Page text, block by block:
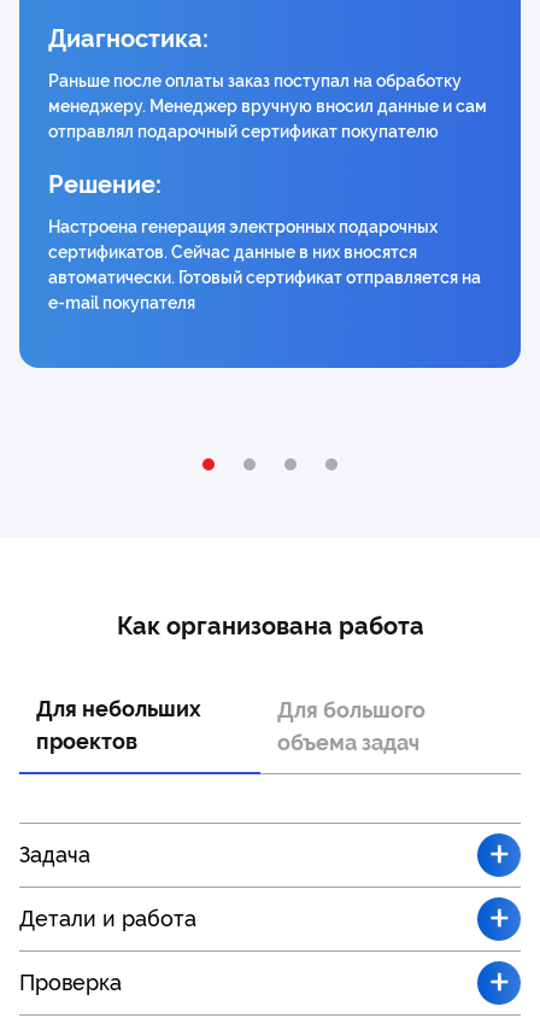
Диагностика:
Раньше после оплаты заказ поступал на обработку
менеджеру. Менеджер вручную вносил данные и сам
отправлял подарочный сертификат покупателю
Решение:
Настроена генерация электронных подарочных
сертификатов. Сейчас данные в них вносятся
автоматически. Готовый сертификат отправляется на
e-mail покупателя
Как организована работа
Для небольших
проектов
Для большого
объема задач
Задача +
Детали и работа +
Проверка
+